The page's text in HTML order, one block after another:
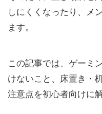
しにくくなったり、メ
ます。
この記事では、ゲーミ
けないこと、床置き・
注意点を初心者向けに